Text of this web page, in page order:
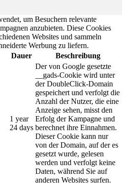
um Besuchern relevante
anzubieten. Diese Cookies
Websites und sammeln
Werbung zu liefern.
Dauer Beschreibung
1 year
24 days
Der von Google gesetzte
__gads-Cookie wird unter
der DoubleClick-Domain
gespeichert und verfolgt die
Anzahl der Nutzer, die eine
Anzeige sehen, misst den
Erfolg der Kampagne und
berechnet ihre Einnahmen.
Dieser Cookie kann nur
von der Domain, auf der es
gesetzt wurde, gelesen
werden und verfolgt keine
Daten, während Sie auf
anderen Websites surfen.